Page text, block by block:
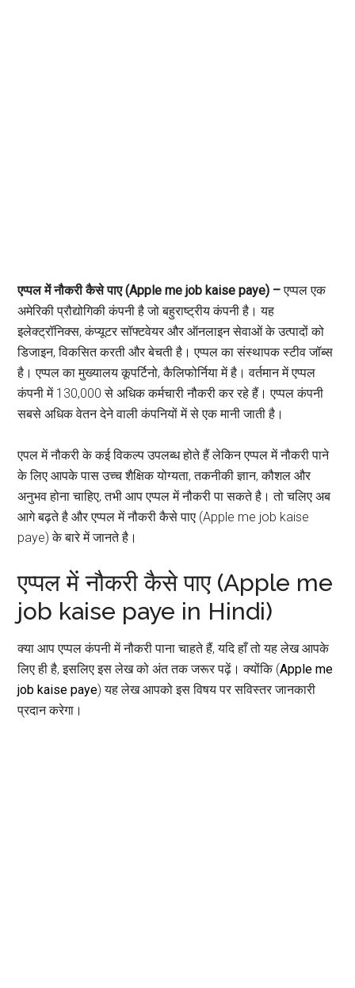
एप्पल में नौकरी कैसे पाए (Apple me job kaise paye) –एप्पल एक
अमेरिकी प्रौद्योगिकी कंपनी है जो बहुराष्ट्रीय कंपनी है। यह
इलेक्ट्रॉनिक्स, कंप्यूटर सॉफ्टवेयर और ऑनलाइन सेवाओं के उत्पादों को
डिजाइन, विकसित करती और बेचती है। एप्पल का संस्थापक स्टीव जॉब्स
है। एप्पल का मुख्यालय कूपर्टिनो, कैलिफोर्निया में है। वर्तमान में एप्पल
कंपनी में 130,000 से अधिक कर्मचारी नौकरी कर रहे हैं। एप्पल कंपनी
सबसे अधिक वेतन देने वाली कंपनियों में से एक मानी जाती है।
एपल में नौकरी के कई विकल्प उपलब्ध होते हैं लेकिन एप्पल में नौकरी पाने
के लिए आपके पास उच्च शैक्षिक योग्यता, तकनीकी ज्ञान, कौशल और
अनुभव होना चाहिए, तभी आप एप्पल में नौकरी पा सकते है। तो चलिए अब
आगे बढ़ते है और एप्पल में नौकरी कैसे पाए (Apple me job kaise
paye) के बारे में जानते है।
एप्पल में नौकरी कैसे पाए (Apple me
job kaise paye in Hindi)
क्या आप एप्पल कंपनी में नौकरी पाना चाहते हैं, यदि हाँ तो यह लेख आपके
लिए ही है, इसलिए इस लेख को अंत तक जरूर पढ़ें। क्योंकि (Apple me
job kaise paye) यह लेख आपको इस विषय पर सविस्तर जानकारी
प्रदान करेगा।